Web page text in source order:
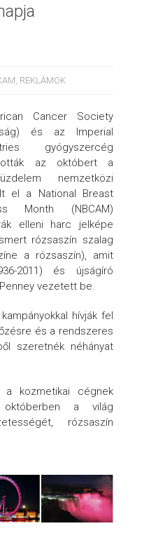
REKLÁMOK
Cancer Society
és az Imperial
gyógyszercég
az októbert a
nemzetközi
el a National Breast
Month (NBCAM)
elleni harc jelképe
rózsaszín szalag
a rózsaszín), amit
2011) és újságíró
vezetett be.
hívják fel
és a rendszeres
szeretnék néhányat
a kozmetikai cégnek
októberben a világ
rózsaszín